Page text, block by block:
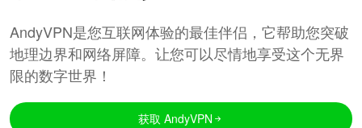
AndyVPN是您互联网体验的最佳伴侣，它帮助您突破
地理边界和网络屏障。让您可以尽情地享受这个无界
限的数字世界！
获取 AndyVPN